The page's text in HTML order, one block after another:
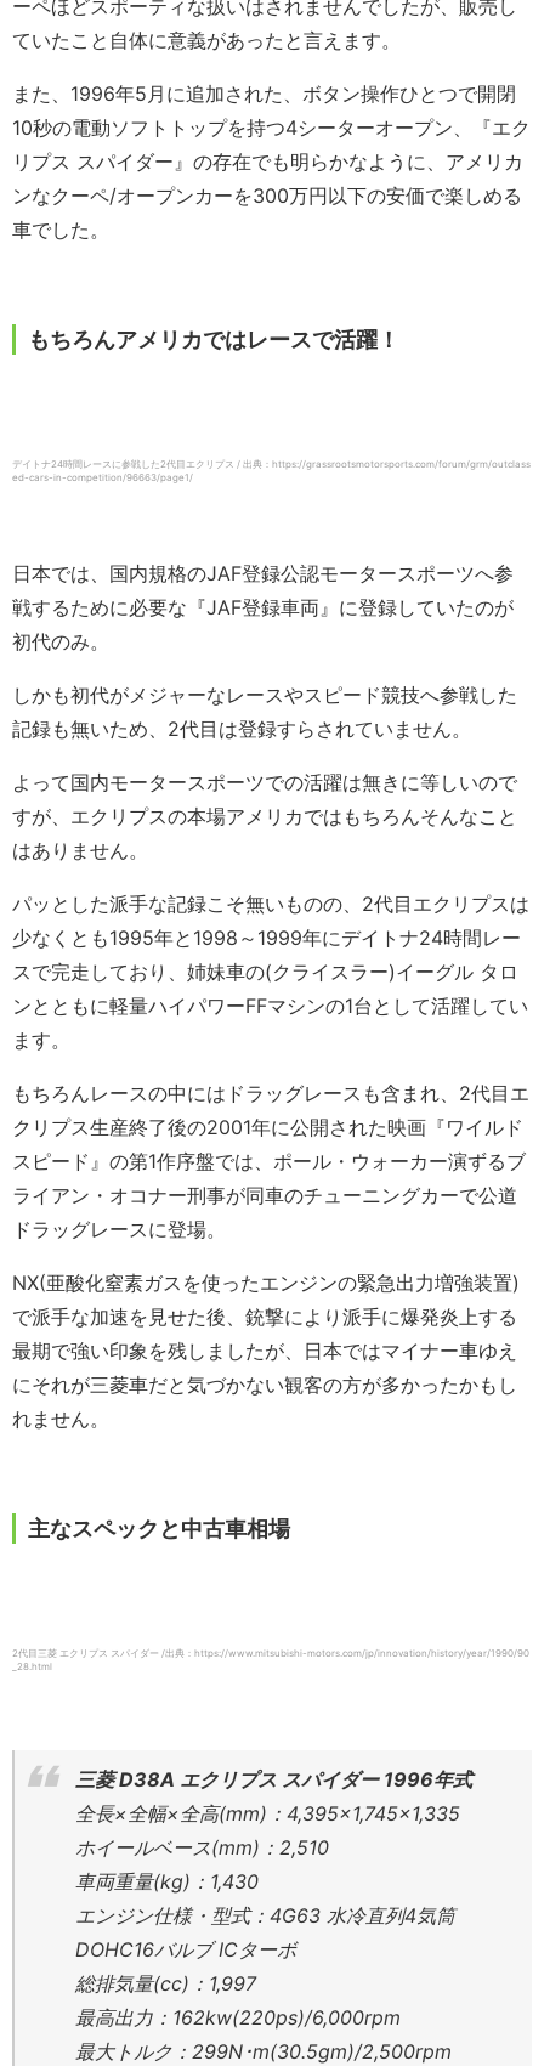
ーペほどスポーティな扱いはされませんでしたが、販売し
ていたこと自体に意義があったと言えます。
また、1996年5月に追加された、ボタン操作ひとつで開閉
10秒の電動ソフトトップを持つ4シーターオープン、『エク
リプス スパイダー』の存在でも明らかなように、アメリカ
ンなクーペ/オープンカーを300万円以下の安価で楽しめる
車でした。
もちろんアメリカではレースで活躍！
デイトナ24時間レースに参戦した2代目エクリプス / 出典：https://grassrootsmotorsports.com/forum/grm/outclass
ed-cars-in-competition/96663/page1/
日本では、国内規格のJAF登録公認モータースポーツへ参
戦するために必要な『JAF登録車両』に登録していたのが
初代のみ。
しかも初代がメジャーなレースやスピード競技へ参戦した
記録も無いため、2代目は登録すらされていません。
よって国内モータースポーツでの活躍は無きに等しいので
すが、エクリプスの本場アメリカではもちろんそんなこと
はありません。
パッとした派手な記録こそ無いものの、2代目エクリプスは
少なくとも1995年と1998～1999年にデイトナ24時間レー
スで完走しており、姉妹車の(クライスラー)イーグル タロ
ンとともに軽量ハイパワーFFマシンの1台として活躍してい
ます。
もちろんレースの中にはドラッグレースも含まれ、2代目エ
クリプス生産終了後の2001年に公開された映画『ワイルド
スピード』の第1作序盤では、ポール・ウォーカー演ずるブ
ライアン・オコナー刑事が同車のチューニングカーで公道
ドラッグレースに登場。
NX(亜酸化窒素ガスを使ったエンジンの緊急出力増強装置)
で派手な加速を見せた後、銃撃により派手に爆発炎上する
最期で強い印象を残しましたが、日本ではマイナー車ゆえ
にそれが三菱車だと気づかない観客の方が多かったかもし
れません。
主なスペックと中古車相場
2代目三菱 エクリプス スパイダー /出典：https://www.mitsubishi-motors.com/jp/innovation/history/year/1990/90
_28.html
三菱 D38A エクリプス スパイダー 1996年式
全長×全幅×全高(mm)：4,395×1,745×1,335
ホイールベース(mm)：2,510
車両重量(kg)：1,430
エンジン仕様・型式：4G63 水冷直列4気筒
DOHC16バルブ ICターボ
総排気量(cc)：1,997
最高出力：162kw(220ps)/6,000rpm
最大トルク：299N･m(30.5gm)/2,500rpm